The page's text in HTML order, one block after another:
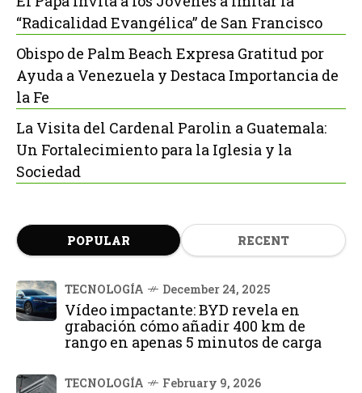
“Radicalidad Evangélica” de San Francisco
Obispo de Palm Beach Expresa Gratitud por
Ayuda a Venezuela y Destaca Importancia de
la Fe
La Visita del Cardenal Parolin a Guatemala:
Un Fortalecimiento para la Iglesia y la
Sociedad
POPULAR RECENT
TECNOLOGÍA December 24, 2025
Vídeo impactante: BYD revela en
grabación cómo añadir 400 km de
rango en apenas 5 minutos de carga
TECNOLOGÍA February 9, 2026